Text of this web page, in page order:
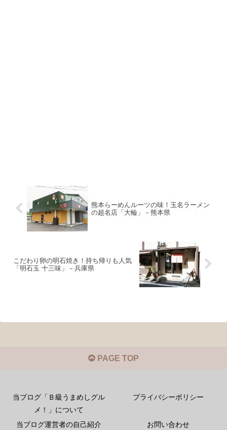
熊本らーめんルーツの味！玉名ラーメン
の超名店「大輪」－熊本県
こだわり卵の明石焼き！持ち帰りも人気
「明石玉 十三味」－兵庫県
PAGE TOP
当ブログ「Ｂ級うまめしグル
メ！」について
プライバシーポリシー
当ブログ運営者の自己紹介 お問い合わせ